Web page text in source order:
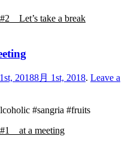
Let’s take a break
20188月 1st, 2018. Leave a
#sangria #fruits
at a meeting